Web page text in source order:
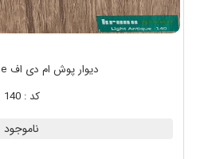
دیوار پوش ام دی اف Light-antique
کد : 140
ناموجود